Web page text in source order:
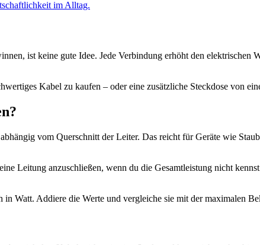
im Alltag.
ist keine gute Idee. Jede Verbindung erhöht den
Kabel zu kaufen – oder eine zusätzliche Steckdose von
vom Querschnitt der Leiter. Das reicht für Geräte wie
Leitung anzuschließen, wenn du die Gesamtleistung nicht
Watt. Addiere die Werte und vergleiche sie mit der maximalen